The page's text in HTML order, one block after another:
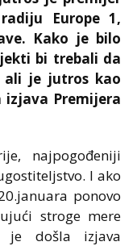
Europe 1,
Kako je bilo
bi trebali da
ali je jutros kao
izjava Premijera
najpogođeniji
I ako
ponovo
stroge mere
je došla izjava